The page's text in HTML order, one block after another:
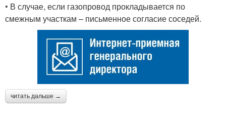
• В случае, если газопровод прокладывается по
смежным участкам – письменное согласие соседей.
читать дальше →